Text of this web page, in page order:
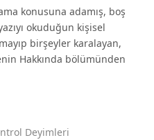
konusuna adamış, boş
okuduğun kişisel
birşeyler karalayan,
Hakkında bölümünden
Deyimleri